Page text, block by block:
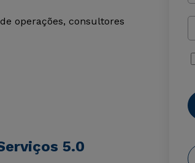
operações, consultores
5.0